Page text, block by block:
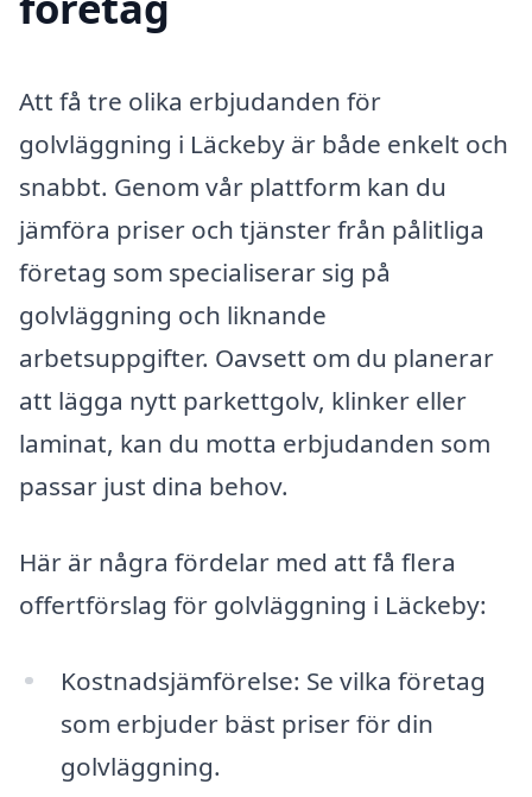
Att få tre olika erbjudanden för
golvläggning i Läckeby är både enkelt och
snabbt. Genom vår plattform kan du
jämföra priser och tjänster från pålitliga
företag som specialiserar sig på
golvläggning och liknande
arbetsuppgifter. Oavsett om du planerar
att lägga nytt parkettgolv, klinker eller
laminat, kan du motta erbjudanden som
passar just dina behov.
Här är några fördelar med att få flera
offertförslag för golvläggning i Läckeby:
Kostnadsjämförelse: Se vilka företag
som erbjuder bäst priser för din
golvläggning.